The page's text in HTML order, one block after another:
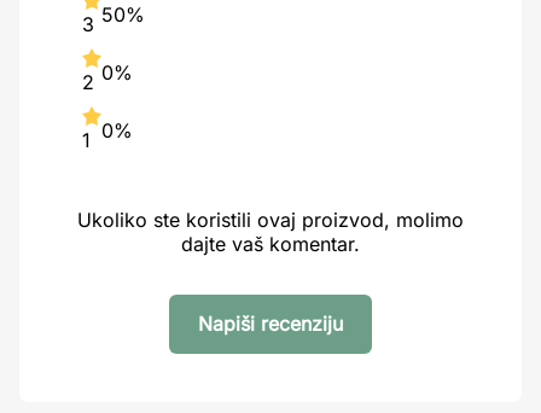
3 50%
2 0%
1 0%
Ukoliko ste koristili ovaj proizvod, molimo
dajte vaš komentar.
Napiši recenziju